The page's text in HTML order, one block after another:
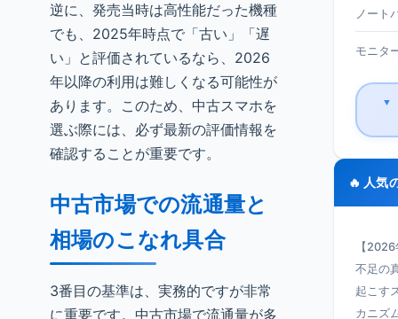
逆に、発売当時は高性能だった機種
でも、2025年時点で「古い」「遅
い」と評価されているなら、2026
年以降の利用は難しくなる可能性が
あります。このため、中古スマホを
選ぶ際には、必ず最新の評価情報を
確認することが重要です。
中古市場での流通量と
相場のこなれ具合
3番目の基準は、実務的ですが非常
に重要です。中古市場で流通量が多
ノート
モニタ
▼
🔥 人気
【
不足の
起こす
カニズ